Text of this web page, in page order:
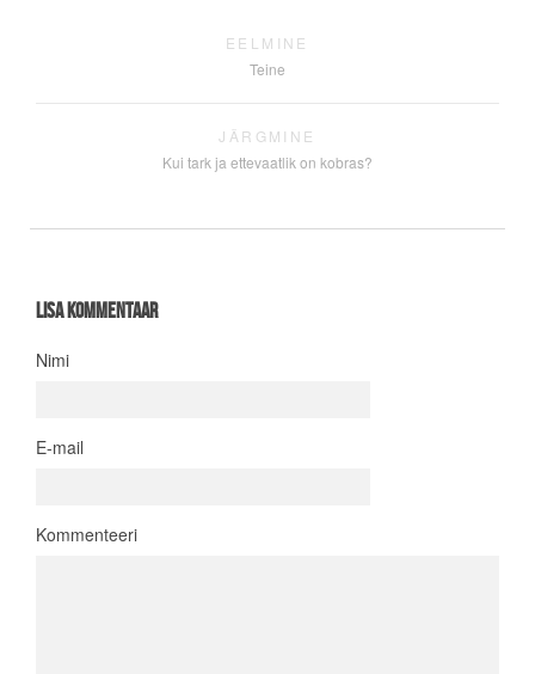
EELMINE
Teine
JÄRGMINE
Kui tark ja ettevaatlik on kobras?
Lisa kommentaar
Nimi
E-mail
Kommenteeri